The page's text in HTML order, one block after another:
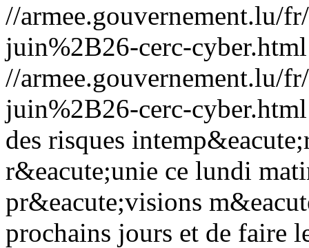
//armee.gouvernement.lu/
juin%2B26-cerc-cyber.html
//armee.gouvernement.lu/
juin%2B26-cerc-cyber.html
des risques
r&eacute;unie ce lundi
pr&eacute;visions
prochains jours et de faire